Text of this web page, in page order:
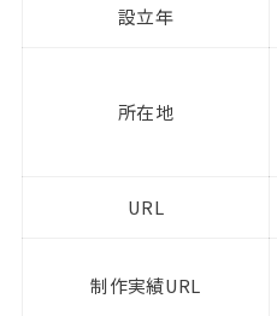
設立年
所在地
URL
制作実績URL